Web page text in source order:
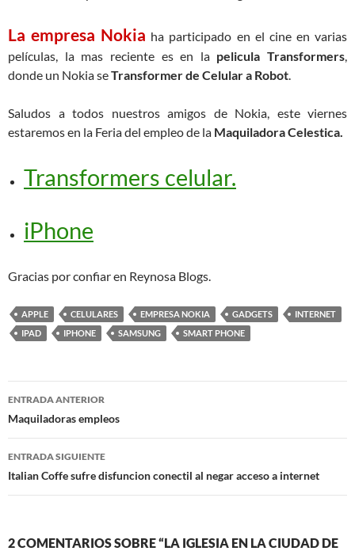
La empresa Nokia ha participado en el cine en varias
películas, la mas reciente es en la pelicula Transformers,
donde un Nokia seTransformer de Celular a Robot.
Saludos a todos nuestros amigos de Nokia, este viernes
estaremos en la Feria del empleo de la Maquiladora Celestica.
Transformers celular.
iPhone
Gracias por confiar en Reynosa Blogs.
APPLE CELULARES EMPRESA NOKIA GADGETS
INTERNET
IPAD
IPHONE SAMSUNG SMART PHONE
Navegación
de
entradas
ENTRADA ANTERIOR
Maquiladoras empleos
ENTRADA SIGUIENTE
Italian Coffe sufre disfuncion conectil al negar acceso a internet
2 COMENTARIOS SOBRE “LA IGLESIA EN LA CIUDAD DE